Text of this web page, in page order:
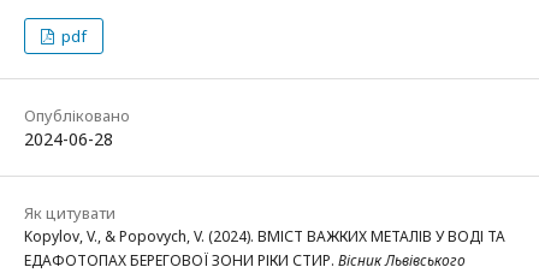
pdf
Опубліковано
2024-06-28
Як цитувати
Kopylov, V., & Popovych, V. (2024). ВМІСТ ВАЖКИХ МЕТАЛІВ У ВОДІ ТА
ЕДАФОТОПАХ БЕРЕГОВОЇ ЗОНИ РІКИ СТИР. Вісник Львівського